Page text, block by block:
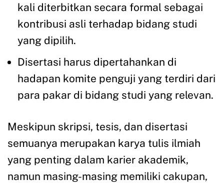
kali diterbitkan secara formal sebagai
kontribusi asli terhadap bidang studi
yang dipilih.
Disertasi harus dipertahankan di
hadapan komite penguji yang terdiri dari
para pakar di bidang studi yang relevan.
Meskipun skripsi, tesis, dan disertasi
semuanya merupakan karya tulis ilmiah
yang penting dalam karier akademik,
namun masing-masing memiliki cakupan,